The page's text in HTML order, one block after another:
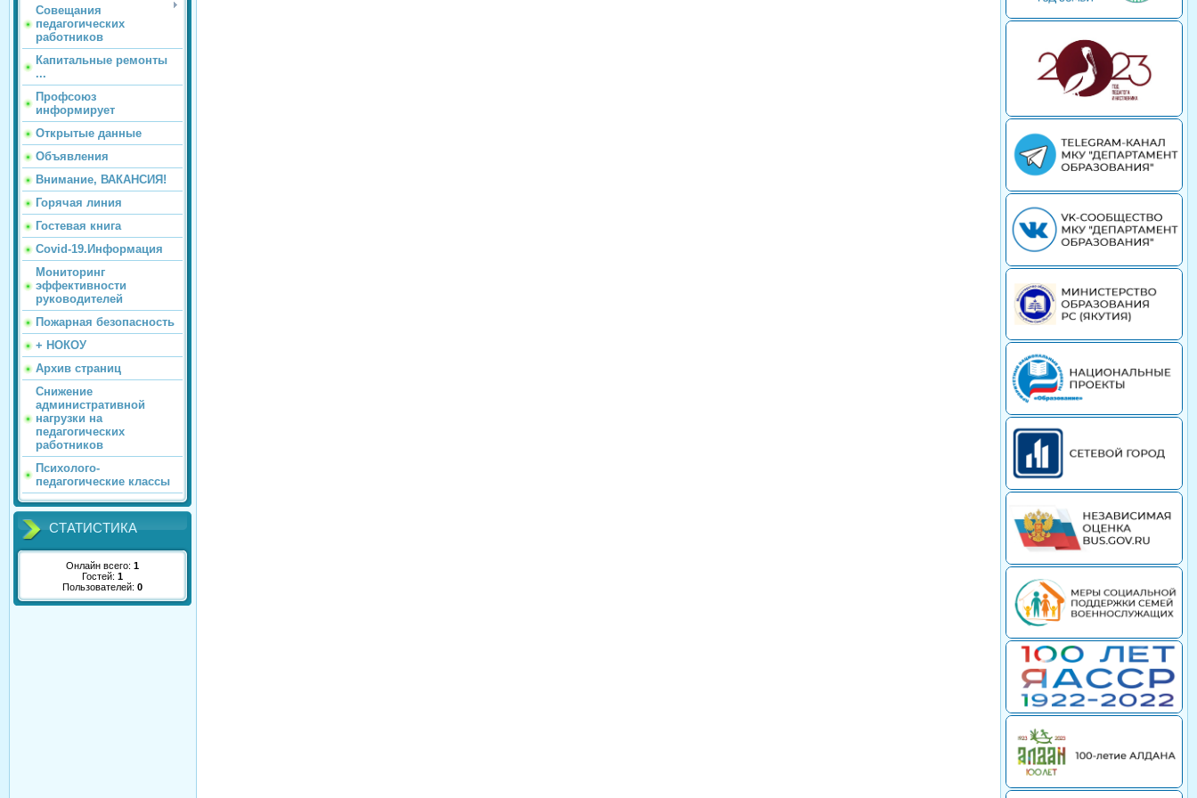
Совещания
педагогических
работников
Капитальные ремонты
...
Профсоюз
информирует
Открытые данные
Объявления
Внимание, ВАКАНСИЯ!
Горячая линия
Гостевая книга
Covid-19.Информация
Мониторинг
эффективности
руководителей
Пожарная безопасность
+ НОКОУ
Архив страниц
Снижение
административной
нагрузки на
педагогических
работников
Психолого-
педагогические классы
СТАТИСТИКА
Онлайн всего: 1
Гостей: 1
Пользователей: 0